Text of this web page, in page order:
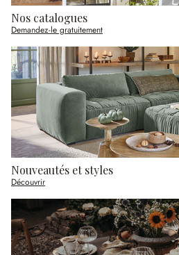
Nos catalogues
Demandez-le gratuitement
Nouveautés et styles
Découvrir